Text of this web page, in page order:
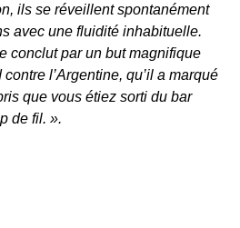
ils se réveillent spontanément
avec une fluidité inhabituelle.
conclut par un but magnifique
l’Argentine, qu’il a marqué
que vous étiez sorti du bar
de fil. ».